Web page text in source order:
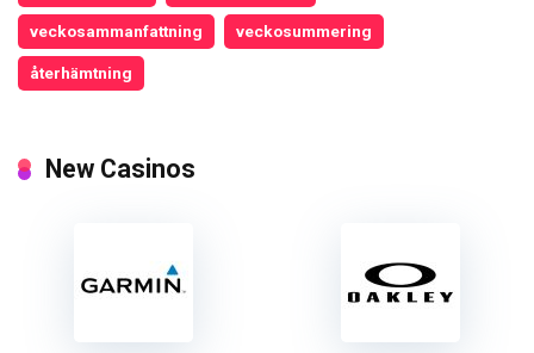
veckosammanfattning veckosummering
återhämtning
New Casinos